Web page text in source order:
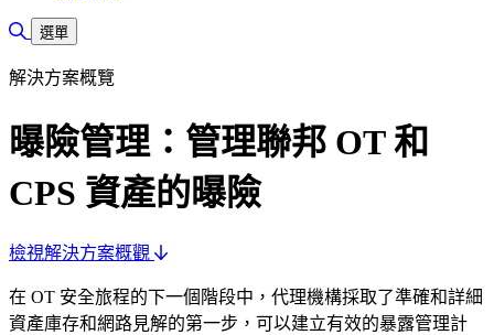
切換搜尋
選單
解決方案概覽
曝險管理：管理聯邦 OT 和
CPS 資產的曝險
檢視解決方案概觀
在 OT 安全旅程的下一個階段中，代理機構採取了準確和詳細
資產庫存和網路見解的第一步，可以建立有效的暴露管理計